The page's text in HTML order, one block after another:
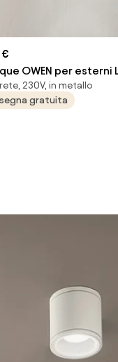
€
OWEN per esterni
Silver e diffusore
230V, in metallo
gratuita